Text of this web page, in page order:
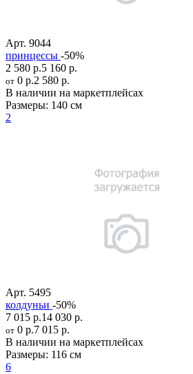
Арт. 9044
принцессы -50%
2 580 р.5 160 р.
от 0 р.2 580 р.
В наличии на маркетплейсах
Размеры: 140 см
2
Арт. 5495
колдуньи -50%
7 015 р.14 030 р.
от 0 р.7 015 р.
В наличии на маркетплейсах
Размеры: 116 см
6